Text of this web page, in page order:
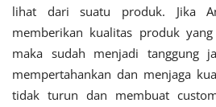
lihat dari suatu produk. Jika
memberikan kualitas produk
maka sudah menjadi tanggung
mempertahankan dan menjaga
tidak turun dan membuat